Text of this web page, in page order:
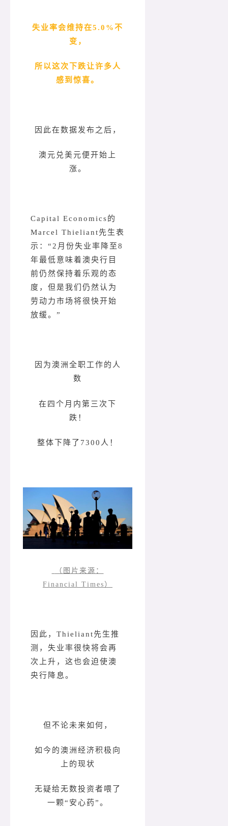
失业率会维持在5.0%不
变，
所以这次下跌让许多人
感到惊喜。
因此在数据发布之后，
澳元兑美元便开始上
涨。
Capital Economics的
Marcel Thieliant先生表
示：“2月份失业率降至8
年最低意味着澳央行目
前仍然保持着乐观的态
度，但是我们仍然认为
劳动力市场将很快开始
放缓。”
因为澳洲全职工作的人
数
在四个月内第三次下
跌！
整体下降了7300人！
（图片来源：
Financial Times）
因此，Thieliant先生推
测，失业率很快将会再
次上升，这也会迫使澳
央行降息。
但不论未来如何，
如今的澳洲经济积极向
上的现状
无疑给无数投资者喂了
一颗“安心药”。